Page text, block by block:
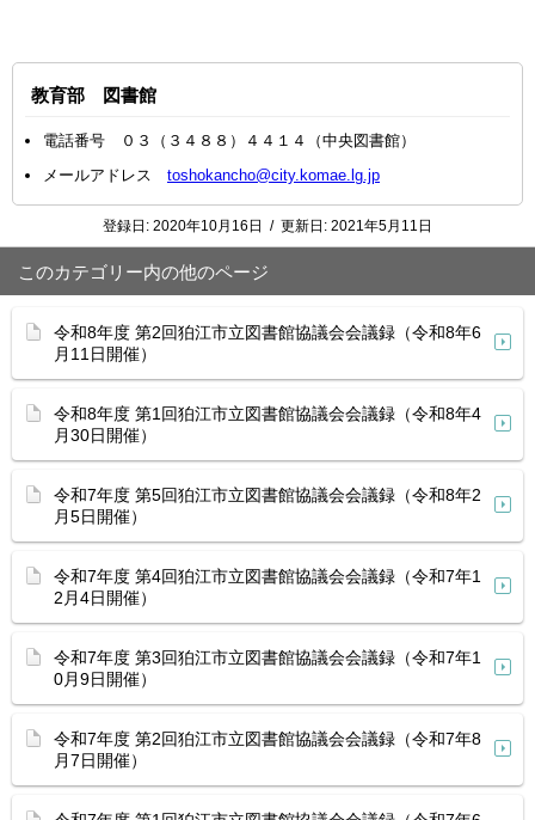
教育部 図書館
電話番号 ０３（３４８８）４４１４（中央図書館）
メールアドレス toshokancho@city.komae.lg.jp
登録日: 2020年10月16日 / 更新日: 2021年5月11日
このカテゴリー内の他のページ
令和8年度 第2回狛江市立図書館協議会会議録（令和8年6
月11日開催）
令和8年度 第1回狛江市立図書館協議会会議録（令和8年4
月30日開催）
令和7年度 第5回狛江市立図書館協議会会議録（令和8年2
月5日開催）
令和7年度 第4回狛江市立図書館協議会会議録（令和7年1
2月4日開催）
令和7年度 第3回狛江市立図書館協議会会議録（令和7年1
0月9日開催）
令和7年度 第2回狛江市立図書館協議会会議録（令和7年8
月7日開催）